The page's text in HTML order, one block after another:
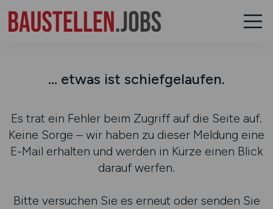
... etwas ist schiefgelaufen.
Es trat ein Fehler beim Zugriff auf die Seite auf.
Keine Sorge – wir haben zu dieser Meldung eine
E-Mail erhalten und werden in Kürze einen Blick
darauf werfen.
Bitte versuchen Sie es erneut oder senden Sie